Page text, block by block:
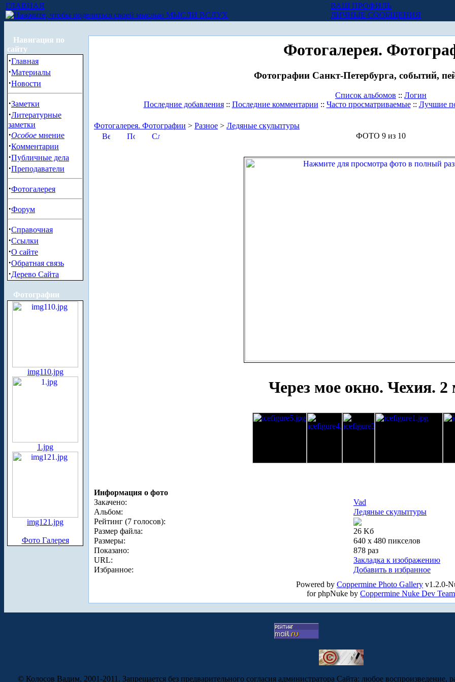
ГЛАВНАЯ
МЫСЛИ ВСЛУХ
ВАШ ПРОФИЛЬ
ЛИЧНЫЕ СООБЩЕНИЯ
Навигация по
сайту
·Главная
·Материалы
·Новости
·Заметки
·Литературные
заметки
·Особое мнение
·Комментарии
·Публичные дела
·Преподаватели
·Фотогалерея
·Форум
·Справочная
·Ссылки
·О сайте
·Обратная связь
·Дерево Сайта
Фотографии
img110.jpg
1.jpg
img121.jpg
Фото Галерея
Фотогалерея.
Фотографии Санкт-Петербурга, событий,
Список альбомов :: Логин
Последние добавления:: Последние комментарии :: Часто просматриваемые:: Лучшие
Фотогалерея. Фотографии > Разное > Ледяные скульптуры
ФОТО 9 из 10
Через мое окно. Чехия. 2
Информация о фото
Закачено:
Vad
Альбом:
Ледяные скульптуры
Рейтинг (7 голосов):
Размер файла:
26 Kб
Размеры:
640 x 480 пикселов
Показано:
878 раз
URL:
Закладка к изображению
Избранное:
Добавить в избранное
Powered by Coppermine Photo Gallery v1.2.0-
for phpNuke by Coppermine Nuke Dev Team
© Колосов Вадим, 2001-2011. Запрещается без предварительного согласия администратора Сайта: любое воспроизведение,